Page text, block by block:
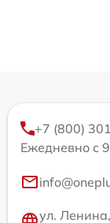
+7 (800)
Ежедневно с
ул.